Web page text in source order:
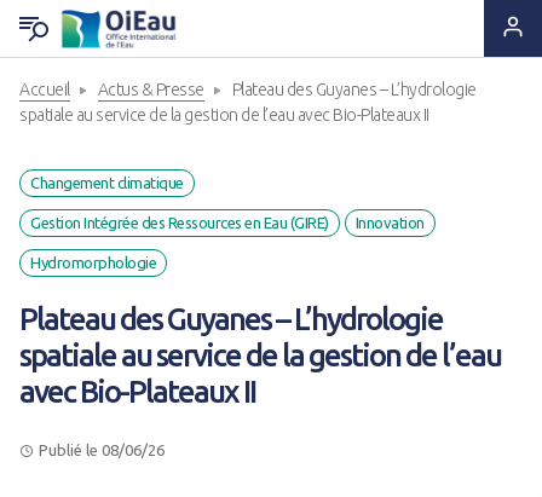
RETOUR QUI SOMMES-NOUS ?
Notre ADN
Statuts & Organisation
Histoire
Ils nous font confiance
Nous sommes à leurs côtés
RETOUR EXPERTISES & SOLUTIONS
Solutions & Savoir-faire
Appui & Coopération
Formation & Compétences
Données & Systèmes d'Information
Animation de réseaux d'acteurs
RETOUR OUTILS & RESSOURCES
Lettres d'information
Produits documentaires
Supports pédagogiques
Outils techniques
Catalogue de formations
RETOUR ACTUS & PRESSE
A la Une
A vos agendas !
Des nouvelles de nos projets
Espace Presse
Accueil Actus & Presse
Plateau des Guyanes – L’hydrologie
spatiale au service de la gestion de l’eau avec Bio-Plateaux II
Changement climatique
Gestion Intégrée des Ressources en Eau (GIRE) Innovation
Hydromorphologie
Plateau des Guyanes – L’hydrologie
spatiale au service de la gestion de l’eau
avec Bio-Plateaux II
Publié le 08/06/26